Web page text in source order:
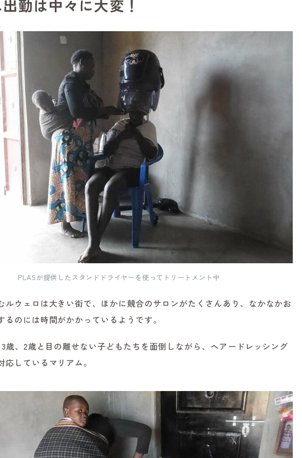
勤は中々に大変！
PLASが提供したスタンドドライヤーを使ってトリートメント中
ルウェロは大きい街で、ほかに競合のサロンがたくさんあり、なかなかお
るのには時間がかかっているようです。
歳、2歳と目の離せない子どもたちを面倒しながら、ヘアードレッシング
しているマリアム。